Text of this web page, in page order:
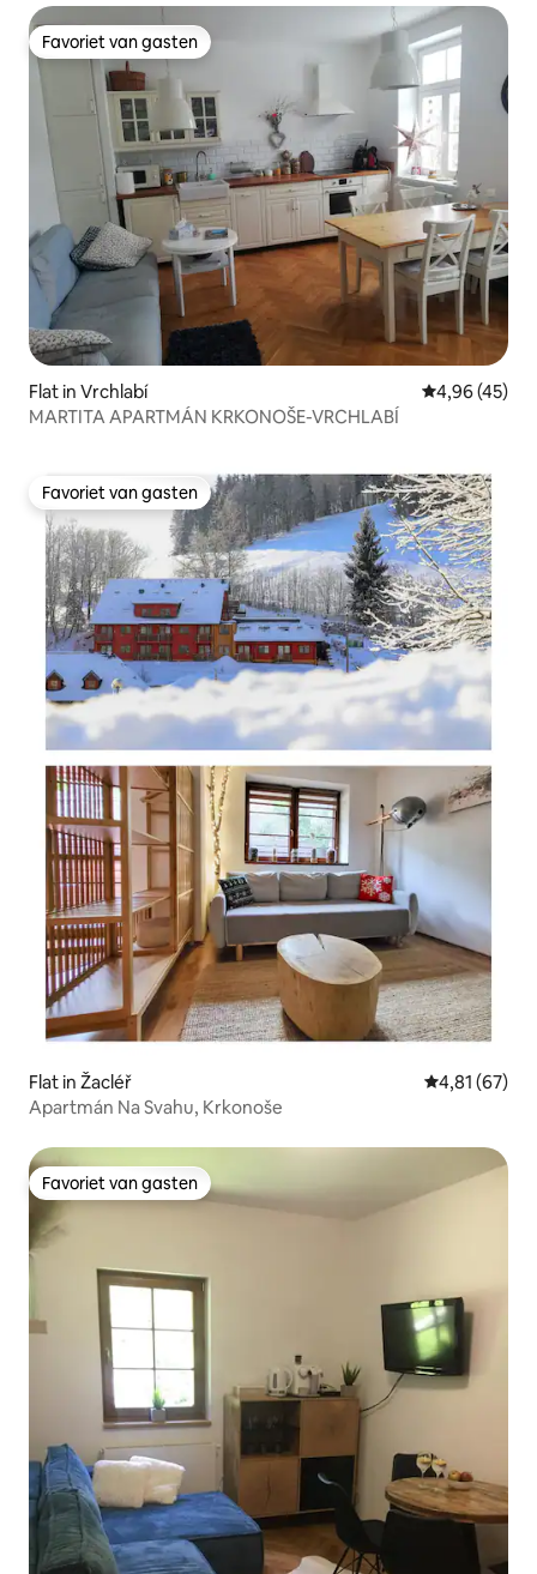
Favoriet van gasten
Favoriet van gasten
Flat in Vrchlabí Gemiddelde
4,96 (45)
MARTITA APARTMÁN KRKONOŠE-VRCHLABÍ
Favoriet van gasten
Favoriet van gasten
Flat in Žacléř Gemiddelde
4,81 (67)
Apartmán Na Svahu, Krkonoše
Favoriet van gasten
Favoriet van gasten